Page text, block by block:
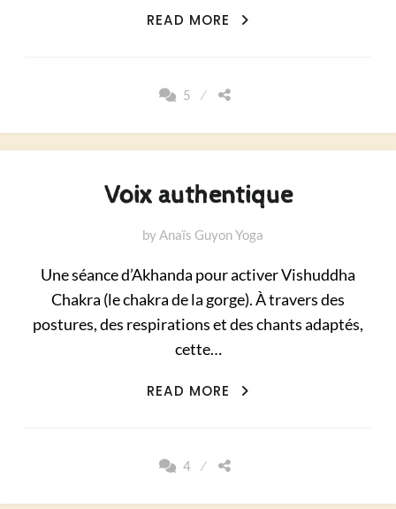
READ MORE
EQUILIBRE
5
Voix authentique
byAnaïs Guyon Yoga
Une séance d’Akhanda pour activer Vishuddha
Chakra (le chakra de la gorge). À travers des
postures, des respirations et des chants adaptés,
cette…
READ MORE
VOIX
4